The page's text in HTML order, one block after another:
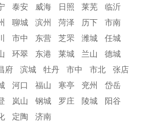
泰安 威海 日照 莱芜
临沂
聊城 滨州 菏泽 历下
市南
市中 东营 芝罘 潍城
任城
环翠 东港 莱城 兰山
德城
府
滨城 牡丹 市中 市北
张店
河口 福山 寒亭 兖州
岱岳
岚山 钢城 罗庄 陵城
阳谷
定陶 济南